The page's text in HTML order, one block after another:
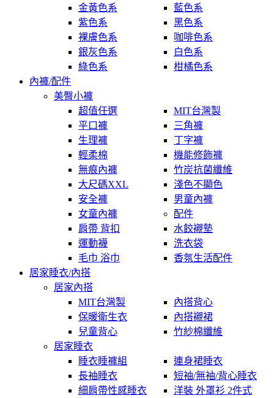
金黃色系
藍色系
紫色系
黑色系
裸膚色系
咖啡色系
銀灰色系
白色系
綠色系
柑橘色系
內褲/配件
美臀小褲
超值任選
MIT台灣製
平口褲
三角褲
生理褲
丁字褲
輕柔棉
機能修飾褲
無痕內褲
竹炭抗菌纖維
大尺碼XXL
淺色不顯色
安全褲
男童內褲
女童內褲
配件
肩帶 背扣
水餃襯墊
運動襪
洗衣袋
毛巾 浴巾
香氛生活配件
居家睡衣/內搭
居家內搭
MIT台灣製
內搭背心
保暖衛生衣
內搭襯裙
兒童背心
竹紗棉纖維
居家睡衣
睡衣睡褲組
連身裙睡衣
長袖睡衣
短袖/無袖/背心睡衣
細肩帶性感睡衣
洋裝 外罩衫 2件式